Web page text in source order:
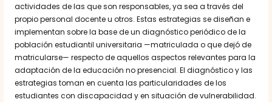
actividades de las que son responsables, ya sea a través del
propio personal docente u otros. Estas estrategias se diseñan e
implementan sobre la base de un diagnóstico periódico de la
población estudiantil universitaria —matriculada o que dejó de
matricularse— respecto de aquellos aspectos relevantes para la
adaptación de la educación no presencial. El diagnóstico y las
estrategias toman en cuenta las particularidades de los
estudiantes con discapacidad y en situación de vulnerabilidad.